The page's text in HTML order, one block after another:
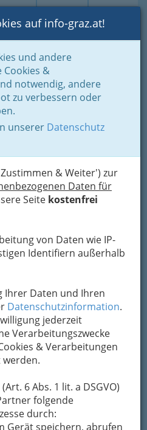
Suche Login Toggle
auf info-graz.at!
und andere
Cookies &
notwendig, andere
zu verbessern oder
unserer Datenschutz
& Weiter') zur
Daten für
Seite kostenfrei
von Daten wie IP-
Identifiern außerhalb
Ihrer Daten und Ihren
Datenschutzinformation.
jederzeit
Verarbeitungszwecke
& Verarbeitungen
6 Abs. 1 lit. a DSGVO)
folgende
durch:
Gerät speichern, abrufen
WEISS
anschauen